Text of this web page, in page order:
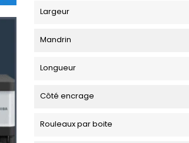
Largeur
Mandrin
Longueur
Côté encrage
Rouleaux par boite